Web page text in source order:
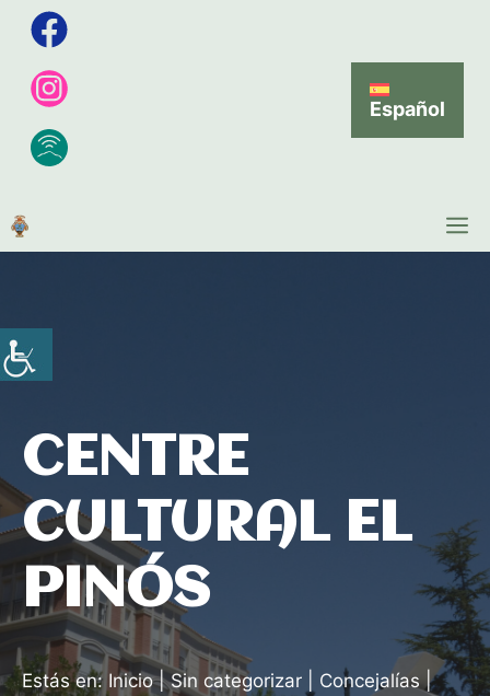
Español
CENTRE
CULTURAL EL
PINÓS
Estás en: Inicio|Sin categorizar Concejalías|